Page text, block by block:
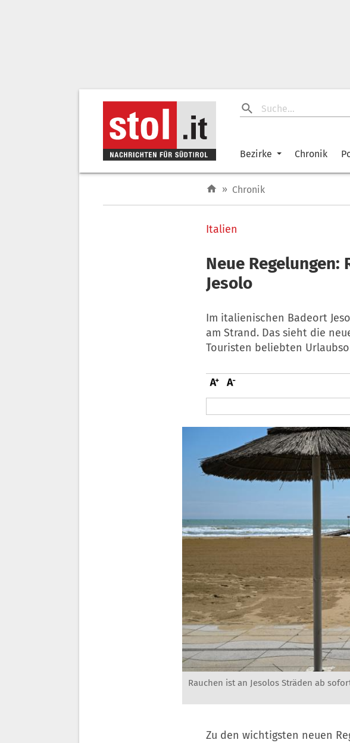
Bezirke Chronik
» Chronik
Italien
Neue
Jesolo
Im italienischen Badeort
am Strand. Das sieht die
Touristen beliebten
Rauchen ist an Jesolos Sträden ab
Zu den wichtigsten neuen